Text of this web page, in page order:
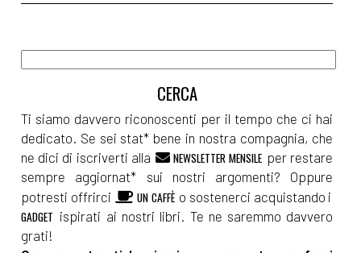
Ti siamo davvero riconoscenti per il tempo che ci hai
dedicato. Se sei stat* bene in nostra compagnia, che
ne dici di iscriverti alla
NEWSLETTER MENSILE per restare
sempre aggiornat* sui nostri argomenti? Oppure
potresti offrirci
UN CAFFÈ o sostenerci acquistando i
GADGET ispirati ai nostri libri. Te ne saremmo davvero
grati!